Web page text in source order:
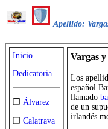
Apellido:
Inicio
Dedicatoria
❒ Álvarez
❒ Calatrava
Vargas
Los
español
llamado
de un
irlandés